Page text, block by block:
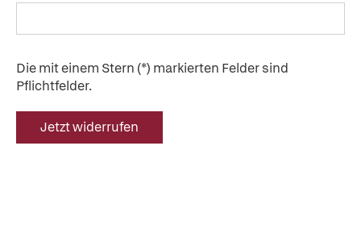
Die mit einem Stern (*) markierten Felder sind
Pflichtfelder.
Jetzt widerrufen